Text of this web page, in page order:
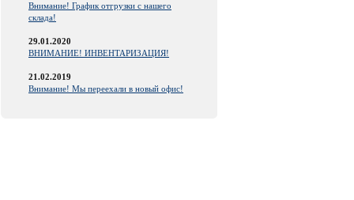
Внимание! График отгрузки с нашего
склада!
29.01.2020
ВНИМАНИЕ! ИНВЕНТАРИЗАЦИЯ!
21.02.2019
Внимание! Мы переехали в новый офис!